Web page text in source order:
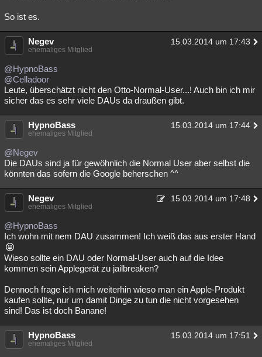
So ist es.
Negev 15.03.2014 um 17:43
ehemaliges Mitglied
@HypnoBass
@Celladoor
Leute, überschätzt nicht den Otto-Normal-User...! Auch bin ich mir
sicher das es sehr viele DAUs da draußen gibt.
HypnoBass 15.03.2014 um 17:44
ehemaliges Mitglied
@Negev
Die DAUs sind ja für gewöhnlich die Normal User aber selbst die
könnten das sofern die Google beherschen ^^
Negev 15.03.2014 um 17:48
ehemaliges Mitglied
@HypnoBass
Ich wohn mit nem DAU zusammen! Ich weiß das aus erster Hand
Wieso sollte ein DAU oder Normal-User auch auf die Idee
kommen sein Applegerät zu jailbreaken?
Dennoch frage ich mich weiterhin wieso man ein Apple-Produkt
kaufen sollte, nur um damit Dinge zu tun die nicht vorgesehen
sind! Das ist doch Banane!
HypnoBass 15.03.2014 um 17:51
ehemaliges Mitglied